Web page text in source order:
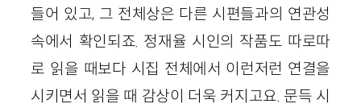
들어 있고, 그 전체상은 다른 시편들과의 연관성
속에서 확인되죠. 정재율 시인의 작품도 따로따
로 읽을 때보다 시집 전체에서 이런저런 연결을
시키면서 읽을 때 감상이 더욱 커지고요. 문득 시